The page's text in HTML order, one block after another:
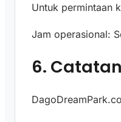
Untuk permintaan
Jam operasional:
6.